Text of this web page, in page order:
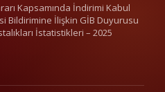
Kapsamında İndirimi Kabul
Bildirimine İlişkin GİB Duyurusu
İstatistikleri – 2025